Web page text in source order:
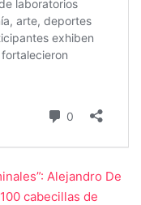
Alejandro De
cabecillas de